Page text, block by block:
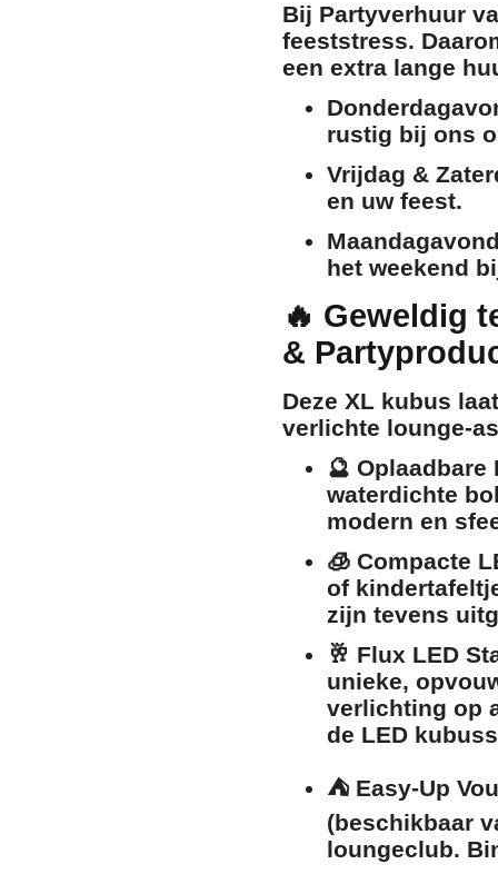
Bij Partyverhuur
feeststress.
een extra lange
rustig bij ons
Vrijdag &
en uw feest.
het weekend
🔥 Geweldig
&
Deze XL kubus
verlichte lounge-
🔮 Oplaadbare
waterdichte
modern en
🧊 Compacte
of
zijn tevens
🥂 Flux LED
unieke,
verlichting op
de LED
⛺ Easy-Up
(beschikbaar
loungeclub.